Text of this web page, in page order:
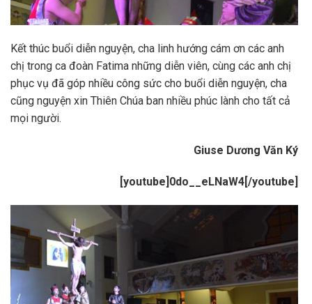
Kết thúc buổi diễn nguyện, cha linh hướng cám ơn các anh
chị trong ca đoàn Fatima những diễn viên, cùng các anh chị
phục vụ đã góp nhiều công sức cho buổi diễn nguyện, cha
cũng nguyện xin Thiên Chúa ban nhiều phúc lành cho tất cả
mọi người.
Giuse Dương Văn Ký
[youtube]0do__eLNaW4[/youtube]